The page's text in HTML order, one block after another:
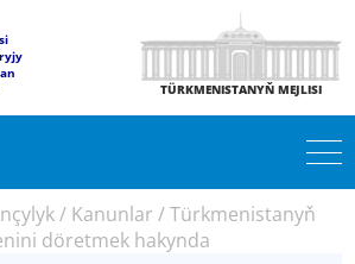
TÜRKMENISTANYŇ MEJLISI
/ Kanunlar /Türkmenistanyň
döretmek hakynda